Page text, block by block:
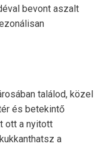
bevont aszalt
találod, közel
és betekintő
ott a nyitott
a